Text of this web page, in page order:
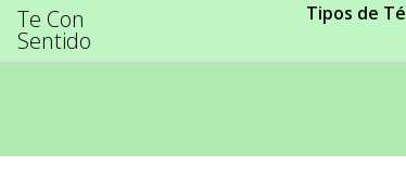
Te Con
Sentido
Tipos de Té